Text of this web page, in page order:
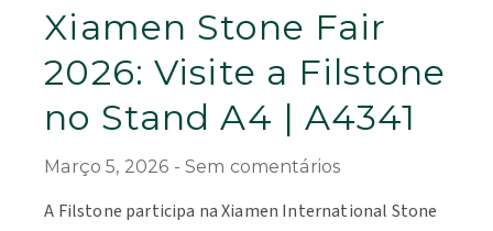
Xiamen Stone Fair
2026: Visite a Filstone
no Stand A4 | A4341
Março 5, 2026 Sem comentários
A Filstone participa na Xiamen International Stone